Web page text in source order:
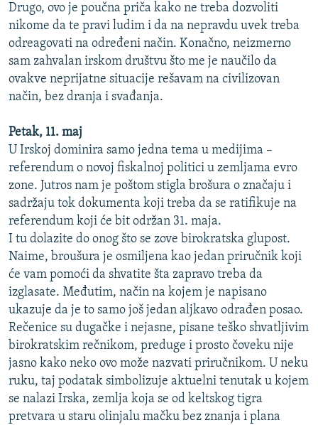
Drugo, ovo je poučna priča kako ne treba dozvoliti
nikome da te pravi ludim i da na nepravdu uvek treba
odreagovati na određeni način. Konačno, neizmerno
sam zahvalan irskom društvu što me je naučilo da
ovakve neprijatne situacije rešavam na civilizovan
način, bez dranja i svađanja.
Petak, 11. maj
U Irskoj dominira samo jedna tema u medijima –
referendum o novoj fiskalnoj politici u zemljama evro
zone. Jutros nam je poštom stigla brošura o značaju i
sadržaju tok dokumenta koji treba da se ratifikuje na
referendum koji će bit održan 31. maja.
I tu dolazite do onog što se zove birokratska glupost.
Naime, broušura je osmiljena kao jedan priručnik koji
će vam pomoći da shvatite šta zapravo treba da
izglasate. Međutim, način na kojem je napisano
ukazuje da je to samo još jedan aljkavo odrađen posao.
Rečenice su dugačke i nejasne, pisane teško shvatljivim
birokratskim rečnikom, preduge i prosto čoveku nije
jasno kako neko ovo može nazvati priručnikom. U neku
ruku, taj podatak simbolizuje aktuelni tenutak u kojem
se nalazi Irska, zemlja koja se od keltskog tigra
pretvara u staru olinjalu mačku bez znanja i plana